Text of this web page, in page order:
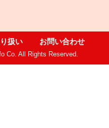
扱い お問い合わせ
Co. All Rights Reserved.